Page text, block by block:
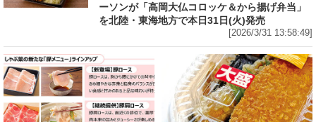
ーソンが「高岡大仏コロッケ＆から揚げ弁当」
を北陸・東海地方で本日31日(火)発売
[2026/3/31 13:58:49]